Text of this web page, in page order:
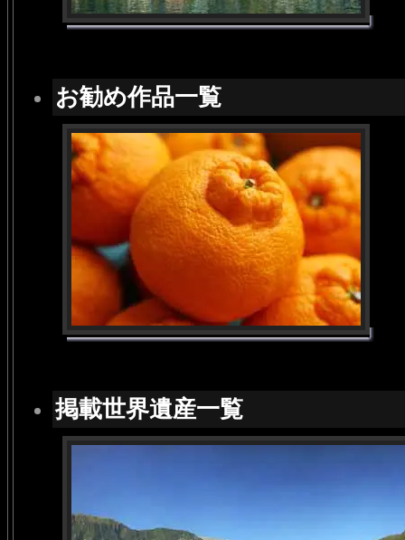
お勧め作品一覧
掲載世界遺産一覧